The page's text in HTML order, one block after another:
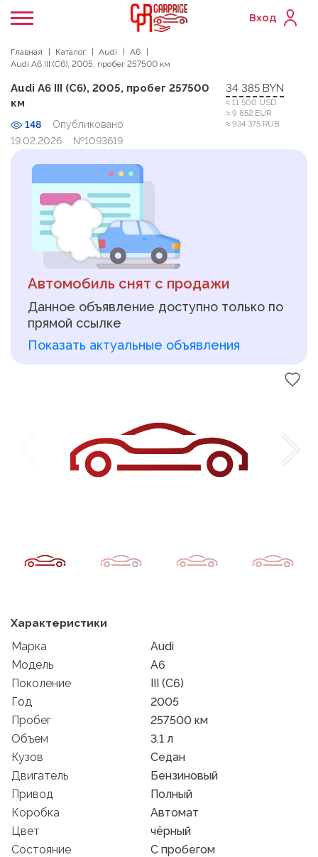
Вход
Главная Каталог Audi
A6
Audi A6 III (C6), 2005, пробег 257500 км
Audi A6 III (C6), 2005, пробег 257500
км
148
Опубликовано
19.02.2026
№1093619
34 385 BYN
≈ 11 500 USD
≈ 9 852 EUR
≈ 934 375 RUB
Автомобиль снят с продажи
Данное объявление доступно только по
прямой ссылке
Показать актуальные объявления
Характеристики
Марка
Audi
Модель
A6
Поколение
III (C6)
Год
2005
Пробег
257500 км
Объем
3.1 л
Кузов
Седан
Двигатель
Бензиновый
Привод
Полный
Коробка
Автомат
Цвет
чёрный
Состояние
C пробегом